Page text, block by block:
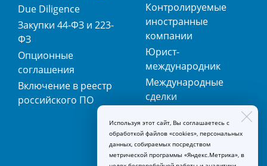
Due Diligence
Закупки 44-ФЗ и 223-
ФЗ
Опционные
соглашения
Включение в реестр
российского ПО
Контролируемые
иностранные
компании
Юрист-
международник
Международные
сделки
регистрация
товарных знаков
Используя этот сайт, Вы соглашаетесь с
обработкой файлов «cookies», персональных
данных, собираемых посредством
метрической программы «Яндекс.Метрика», в